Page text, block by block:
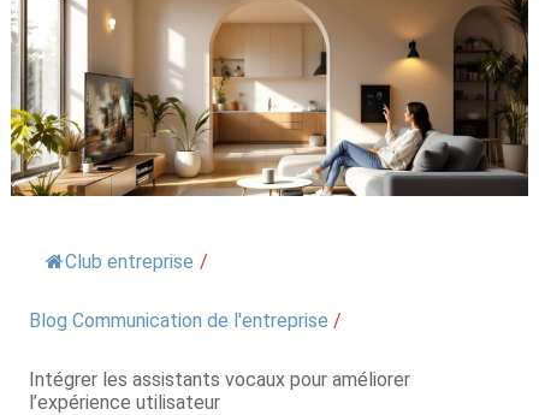
Club entreprise /
Blog Communication de l'entreprise /
Intégrer les assistants vocaux pour améliorer
l’expérience utilisateur